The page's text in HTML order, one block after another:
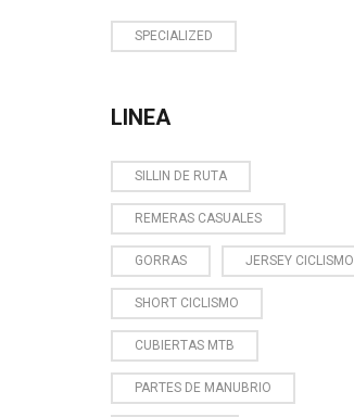
SPECIALIZED
LINEA
SILLIN DE RUTA
REMERAS CASUALES
GORRAS JERSEY CICLISMO
SHORT CICLISMO
CUBIERTAS MTB
PARTES DE MANUBRIO